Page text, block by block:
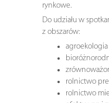
rynkowe.
Do udziału w
z obszarów:
agroekologia
rolnictwo
rolnictwo